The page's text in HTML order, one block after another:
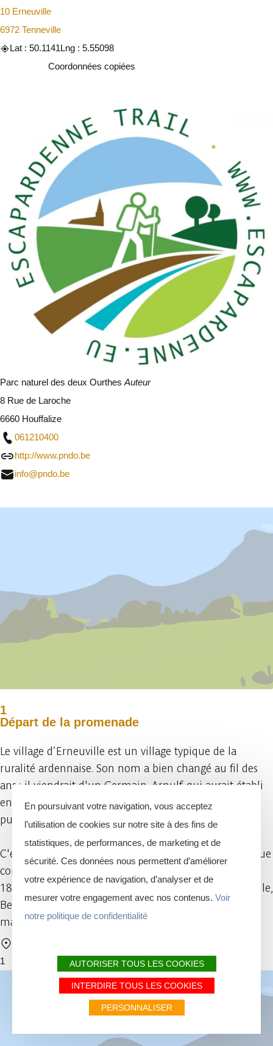
10 Erneuville
6972 Tenneville
Lat : 50.1141Lng : 5.55098
Coordonnées copiées
Parc naturel des deux Ourthes Auteur
8 Rue de Laroche
6660 Houffalize
061210400
http://www.pndo.be
info@pndo.be
1
Départ de la promenade
Le village d’Erneuville est un village typique de la
ruralité ardennaise. Son nom a bien changé au fil des
ans : il viendrait d'un Germain, Arnulf, qui aurait établi
en ces lieux un domaine agricole, une villa. Arnuville,
puis Erneuville, signifierait donc la villa d'Arnulf.
C'est sur le parking de l'ancienne école d'Erneuville que
commence la promenade. Ce bâtiment construit en
1861 servait d'école mixte pour les sections d'Erneuville,
Beaulieu et Belle-Vue. De nos jours, il accueille la
maison du village et son groupement "Les Chaffions".
1
En poursuivant votre navigation, vous acceptez
l’utilisation de cookies sur notre site à des fins de
statistiques, de performances, de marketing et de
sécurité. Ces données nous permettent d’améliorer
votre expérience de navigation, d’analyser et de
mesurer votre engagement avec nos contenus. Voir
notre politique de confidentialité
AUTORISER TOUS LES COOKIES
INTERDIRE TOUS LES COOKIES
PERSONNALISER